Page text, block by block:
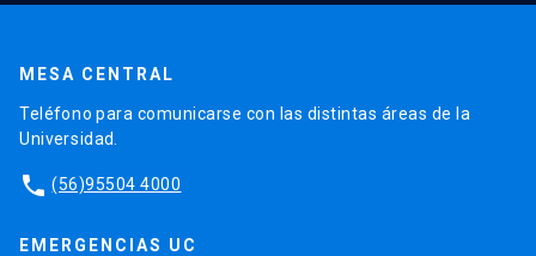
MESA CENTRAL
Teléfono para comunicarse con las distintas áreas de la
Universidad.
phone (56)95504 4000
EMERGENCIAS UC